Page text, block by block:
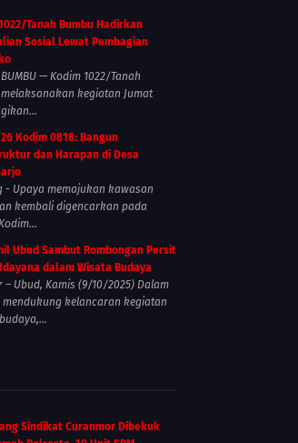
Tanah Bumbu Hadirkan
Sosial Lewat Pembagian
BUMBU — Kodim 1022/Tanah
kegiatan Jumat
Kodim 0818: Bangun
dan Harapan di Desa
- Upaya memajukan kawasan
kembali digencarkan pada
Ubud Sambut Rombongan Persit
dalam Wisata Budaya
– Ubud, Kamis (9/10/2025) Dalam
kelancaran kegiatan
Sindikat Curanmor Dibekuk